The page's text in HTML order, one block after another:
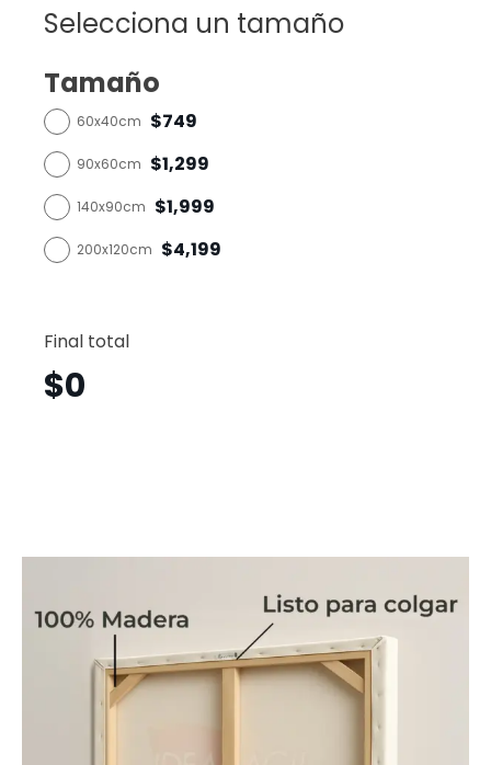
Selecciona un tamaño
Tamaño
60x40cm $749
90x60cm $1,299
140x90cm $1,999
200x120cm $4,199
Final total
$0